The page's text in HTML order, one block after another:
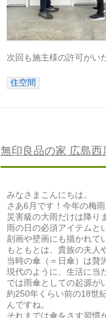
次回も施主様の許可がい
住空間
無印良品の家 広島西
みなさまこんにちは。
さあ6月です！今年の梅
災害級の大雨だけは降り
雨の日の必須アイテムと
刻画や壁画にも描かれて
もともとは、貴族の夫人
当時の傘（＝日傘）は贅
現代のように、生活に当
では雨傘としての起源が
約250年くらい前の18世
んですね。
それまでは傘をさす習慣